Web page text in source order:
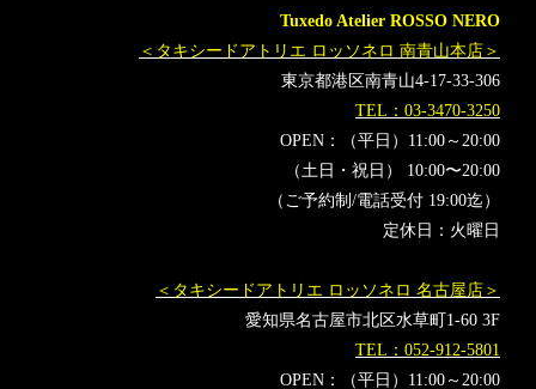
ハラミちゃん
Tuxedo Atelier ROSSO NERO
＜タキシードアトリエ ロッソネロ 南青山本店＞
東京都港区南青山4-17-33-306
TEL：03-3470-3250
OPEN：（平日）11:00～20:00
（土日・祝日） 10:00〜20:00
（ご予約制/電話受付 19:00迄）
定休日：火曜日
＜タキシードアトリエ ロッソネロ 名古屋店＞
愛知県名古屋市北区水草町1-60 3F
TEL：052-912-5801
OPEN：（平日）11:00～20:00